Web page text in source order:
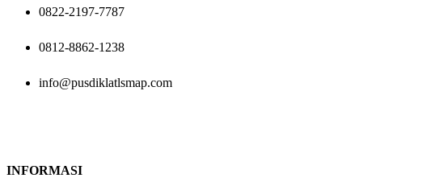
0822-2197-7787
0812-8862-1238
info@pusdiklatlsmap.com
INFORMASI